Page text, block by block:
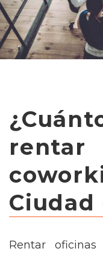
rentar
Ciudad
Rentar